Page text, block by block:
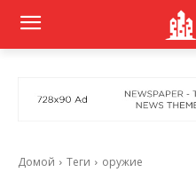
Домой Теги оружие